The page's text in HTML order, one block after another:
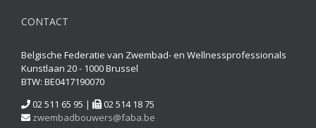
CONTACT
Belgische Federatie van Zwembad- en Wellnessprofessionals
Kunstlaan 20 - 1000 Brussel
BTW: BE0417190070
02 511 65 95 |
02 514 18 75
zwembadbouwers@faba.be